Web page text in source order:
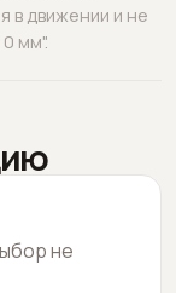
в движении и не
мм".
не